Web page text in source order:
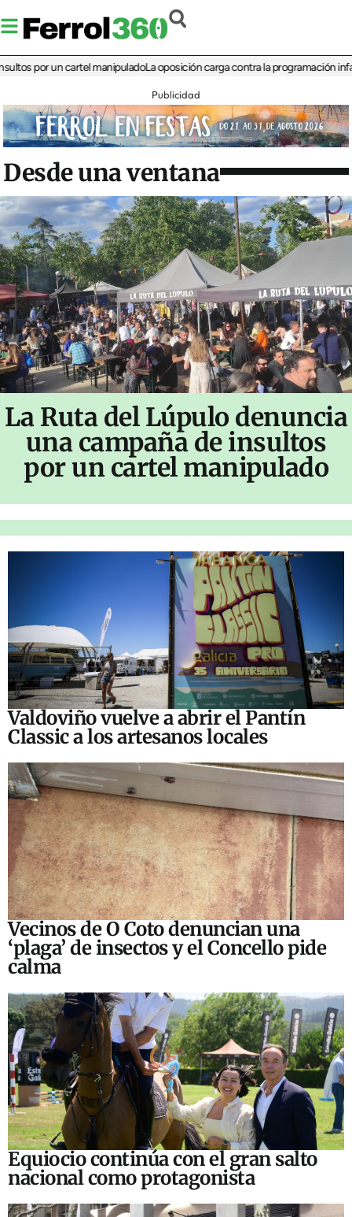
un cartel manipuladoLa oposición carga contra la programación infantil
Publicidad
Desde una ventana
La Ruta del Lúpulo denuncia
una campaña de insultos
por un cartel manipulado
Valdoviño vuelve a abrir el Pantín
Classic a los artesanos locales
Vecinos de O Coto denuncian una
‘plaga’ de insectos y el Concello pide
calma
Equiocio continúa con el gran salto
nacional como protagonista